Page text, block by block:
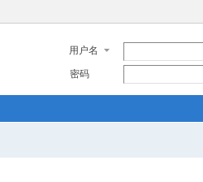
用户名
密码